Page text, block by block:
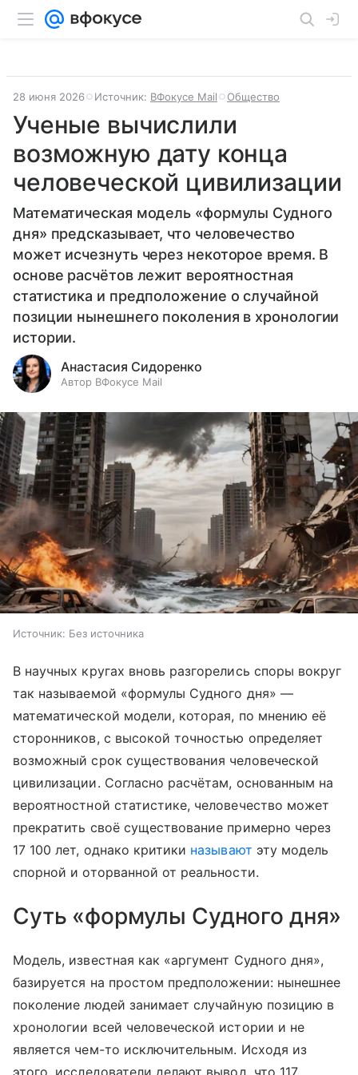
28 июня 2026 Источник: ВФокусе Mail Общество
Ученые вычислили
возможную дату конца
человеческой цивилизации
Математическая модель «формулы Судного
дня» предсказывает, что человечество
может исчезнуть через некоторое время. В
основе расчётов лежит вероятностная
статистика и предположение о случайной
позиции нынешнего поколения в хронологии
истории.
Анастасия Сидоренко
Автор ВФокусе Mail
Источник: Без источника
В научных кругах вновь разгорелись споры вокруг
так называемой «формулы Судного дня» —
математической модели, которая, по мнению её
сторонников, с высокой точностью определяет
возможный срок существования человеческой
цивилизации. Согласно расчётам, основанным на
вероятностной статистике, человечество может
прекратить своё существование примерно через
17 100 лет, однако критики называют эту модель
спорной и оторванной от реальности.
Суть «формулы Судного дня»
Модель, известная как «аргумент Судного дня»,
базируется на простом предположении: нынешнее
поколение людей занимает случайную позицию в
хронологии всей человеческой истории и не
является чем-то исключительным. Исходя из